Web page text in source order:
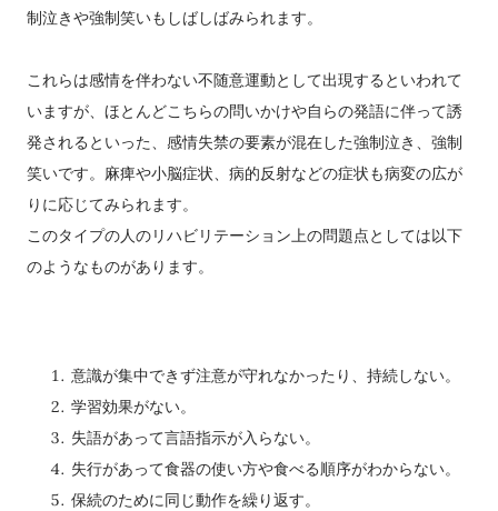
制泣きや強制笑いもしばしばみられます。
これらは感情を伴わない不随意運動として出現するといわれて
いますが、ほとんどこちらの問いかけや自らの発語に伴って誘
発されるといった、感情失禁の要素が混在した強制泣き、強制
笑いです。麻痺や小脳症状、病的反射などの症状も病変の広が
りに応じてみられます。
このタイプの人のリハビリテーション上の問題点としては以下
のようなものがあります。
意識が集中できず注意が守れなかったり、持続しない。
学習効果がない。
失語があって言語指示が入らない。
失行があって食器の使い方や食べる順序がわからない。
保続のために同じ動作を繰り返す。